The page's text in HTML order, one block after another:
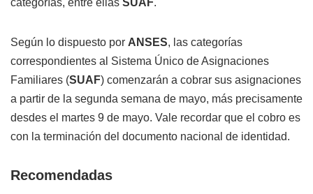
categorías, entre ellas SUAF.
Según lo dispuesto por ANSES, las categorías
correspondientes al Sistema Único de Asignaciones
Familiares (SUAF) comenzarán a cobrar sus asignaciones
a partir de la segunda semana de mayo, más precisamente
desdes el martes 9 de mayo. Vale recordar que el cobro es
con la terminación del documento nacional de identidad.
Recomendadas